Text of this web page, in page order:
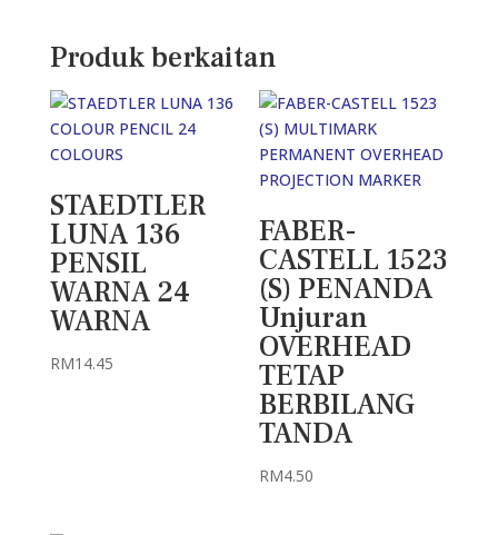
Produk berkaitan
STAEDTLER
LUNA 136
PENSIL
WARNA 24
WARNA
RM14.45
FABER-
CASTELL 1523
(S) PENANDA
Unjuran
OVERHEAD
TETAP
BERBILANG
TANDA
RM4.50